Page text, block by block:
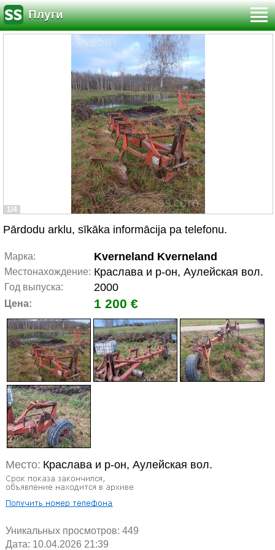
Плуги
1/4
Pārdodu arklu, sīkāka informācija pa telefonu.
Марка: Kverneland Kverneland
Местонахождение: Краславa и р-он, Аулейская вол.
Год выпуска: 2000
Цена: 1 200 €
Место: Краславa и р-он, Аулейская вол.
Уникальных просмотров: 449
Дата: 10.04.2026 21:39